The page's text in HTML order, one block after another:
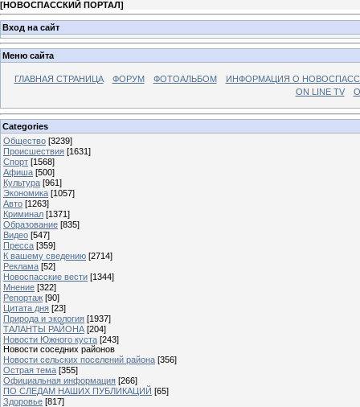
[НОВОСПАССКИЙ ПОРТАЛ]
Вход на сайт
Меню сайта
ГЛАВНАЯ СТРАНИЦА ФОРУМ ФОТОАЛЬБОМ
ИНФОРМАЦИЯ О
ON LINE TV
Categories
Общество [3239]
Происшествия [1631]
Спорт [1568]
Афиша [500]
Культура [961]
Экономика [1057]
Авто [1263]
Криминал [1371]
Образование [835]
Видео [547]
Пресса [359]
К вашему сведению [2714]
Реклама [52]
Новоспасские вести [1344]
Мнение [322]
Репортаж [90]
Цитата дня [23]
Природа и экология [1937]
ТАЛАНТЫ РАЙОНА [204]
Новости Южного куста [243]
Новости соседних районов
Новости сельских поселений района [356]
Острая тема [355]
Официальная информация [266]
ПО СЛЕДАМ НАШИХ ПУБЛИКАЦИЙ [65]
Здоровье [817]